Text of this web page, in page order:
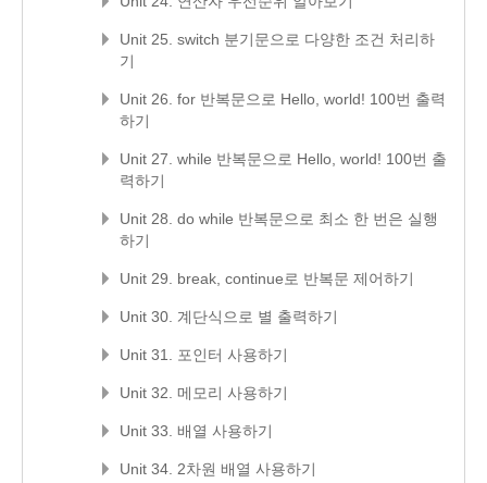
Unit 25. switch 분기문으로 다양한 조건 처리하
기
Unit 26. for 반복문으로 Hello, world! 100번 출력
하기
Unit 27. while 반복문으로 Hello, world! 100번 출
력하기
Unit 28. do while 반복문으로 최소 한 번은 실행
하기
Unit 29. break, continue로 반복문 제어하기
Unit 30. 계단식으로 별 출력하기
Unit 31. 포인터 사용하기
Unit 32. 메모리 사용하기
Unit 33. 배열 사용하기
Unit 34. 2차원 배열 사용하기